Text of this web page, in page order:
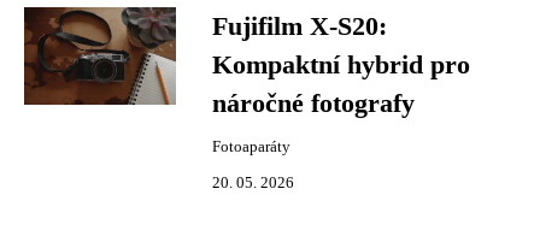
Fujifilm X-S20:
Kompaktní hybrid pro
náročné fotografy
Fotoaparáty
20. 05. 2026